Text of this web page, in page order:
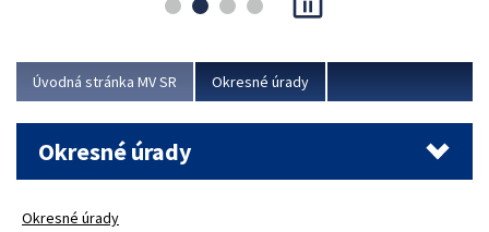
asociácie poisťovní (SLASPO) a Ministerstva vnútra SR.
Viac
Úvodná stránka MV SR Okresné úrady
Okresné úrady
Okresné úrady